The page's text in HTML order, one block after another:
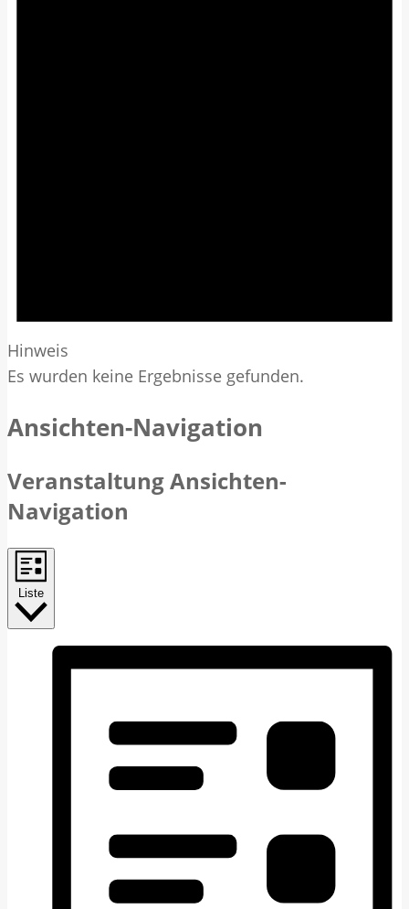
Hinweis
Es wurden keine Ergebnisse gefunden.
Ansichten-Navigation
Veranstaltung Ansichten-
Navigation
Liste